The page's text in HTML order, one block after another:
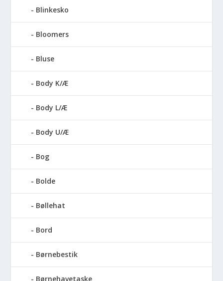
Blinkesko
Bloomers
Bluse
Body K/Æ
Body L/Æ
Body U/Æ
Bog
Bolde
Bøllehat
Bord
Børnebestik
Børnehavetaske